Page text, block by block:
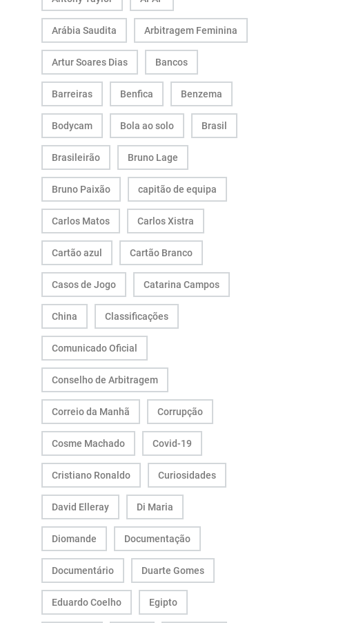
Arábia Saudita Arbitragem Feminina
Artur Soares Dias Bancos
Barreiras Benfica Benzema
Bodycam Bola ao solo Brasil
Brasileirão Bruno Lage
Bruno Paixão capitão de equipa
Carlos Matos Carlos Xistra
Cartão azul Cartão Branco
Casos de Jogo Catarina Campos
China Classificações
Comunicado Oficial
Conselho de Arbitragem
Correio da Manhã Corrupção
Cosme Machado Covid-19
Cristiano Ronaldo Curiosidades
David Elleray Di Maria
Diomande Documentação
Documentário Duarte Gomes
Eduardo Coelho Egipto